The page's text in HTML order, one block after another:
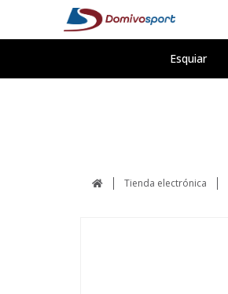
Esquiar
Tienda electrónica